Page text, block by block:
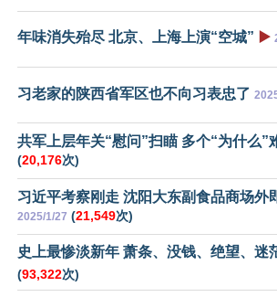
年味消失殆尽 北京、上海上演“空城” ▶️
习老家的陕西省军区也不向习表忠了
共军上层年关“慰问”扫瞄 多个“为什么”
(20,176次)
习近平考察刚走 沈阳大东副食品商场外
2025/1/27 (21,549次)
史上最惨淡新年 萧条、没钱、绝望、迷
(93,322次)